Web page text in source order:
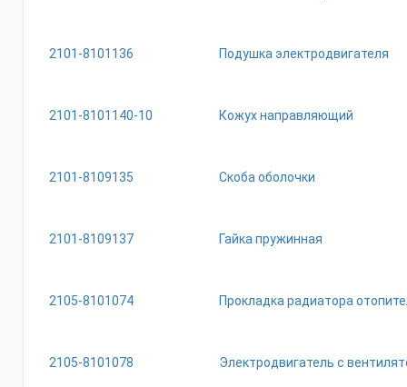
2101-8101136 Подушка электродвигателя
2101-8101140-10 Кожух направляющий
2101-8109135 Скоба оболочки
2101-8109137 Гайка пружинная
2105-8101074 Прокладка радиатора
2105-8101078 Электродвигатель с